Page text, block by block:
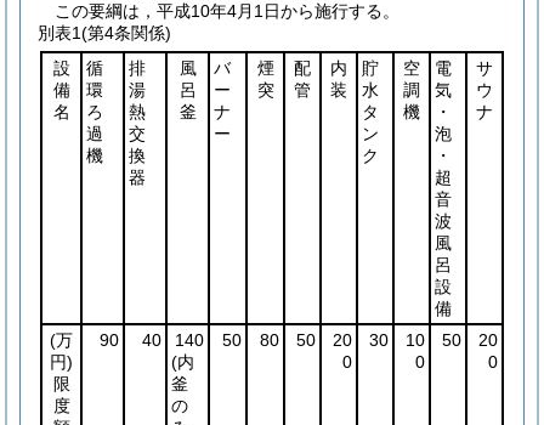
この要綱は，平成10年4月1日から施行する。
別表1(第4条関係)
設
備
名
循
環
ろ
過
機
排
湯
熱
交
換
器
風
呂
釜
バ
ー
ナ
ー
煙
突
配
管
内
装
貯
水
タ
ン
ク
空
調
機
電
気
・
泡
・
超
音
波
風
呂
設
備
サ
ウ
ナ
(万
円)
限
度
90 40
140
(内
釜
の
50 80 50
20
0
30
10
0
50
20
0